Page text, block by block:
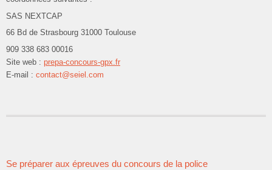
SAS NEXTCAP
66 Bd de Strasbourg 31000 Toulouse
909 338 683 00016
Site web : prepa-concours-gpx.fr
E-mail : contact@seiel.com
Se préparer aux épreuves du concours de la police